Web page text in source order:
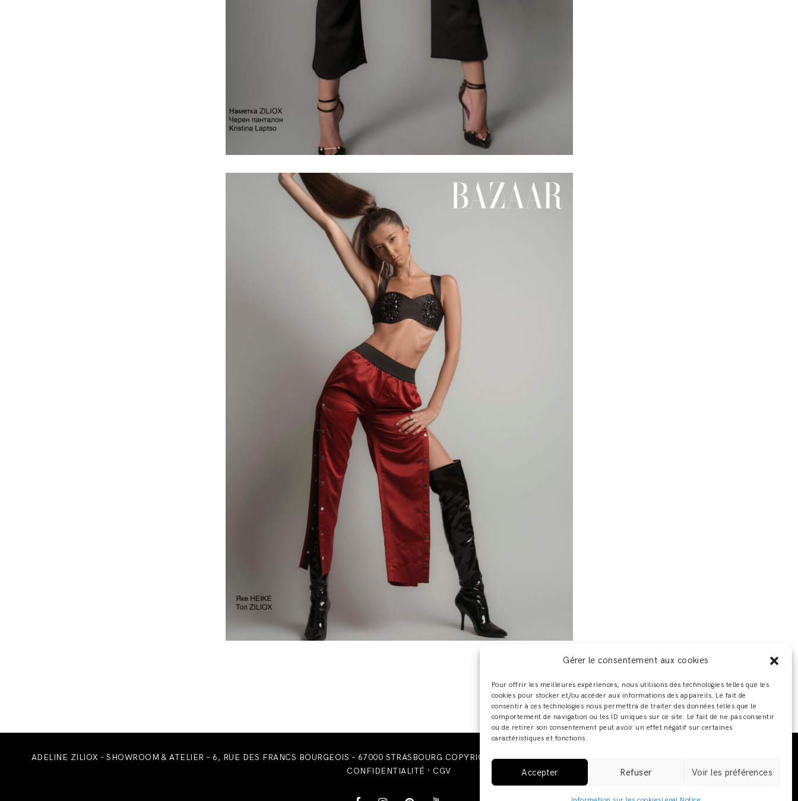
Gérer le consentement aux cookies
Pour offrir les meilleures expériences, nous utilisons des technologies telles que les
cookies pour stocker et/ou accéder aux informations des appareils. Le fait de
consentir à ces technologies nous permettra de traiter des données telles que le
comportement de navigation ou les ID uniques sur ce site. Le fait de ne pas consentir
ou de retirer son consentement peut avoir un effet négatif sur certaines
caractéristiques et fonctions.
Accepter Refuser Voir les préférences
ADELINE ZILIOX - SHOWROOM & ATELIER – 6, RUE DES FRANCS BOURGEOIS – 67000 STRASBOURG COPYRIGHT © 2019 · ADELINE ZILIOX ·
CONFIDENTIALITÉ · CGV